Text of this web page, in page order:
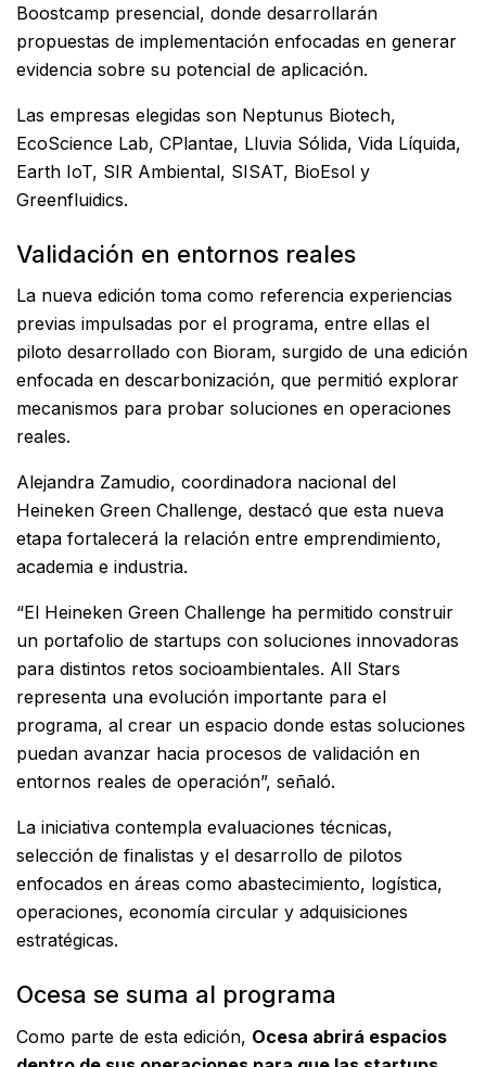
Boostcamp presencial, donde desarrollarán
propuestas de implementación enfocadas en generar
evidencia sobre su potencial de aplicación.
Las empresas elegidas son Neptunus Biotech,
EcoScience Lab, CPlantae, Lluvia Sólida, Vida Líquida,
Earth IoT, SIR Ambiental, SISAT, BioEsol y
Greenfluidics.
Validación en entornos reales
La nueva edición toma como referencia experiencias
previas impulsadas por el programa, entre ellas el
piloto desarrollado con Bioram, surgido de una edición
enfocada en descarbonización, que permitió explorar
mecanismos para probar soluciones en operaciones
reales.
Alejandra Zamudio, coordinadora nacional del
Heineken Green Challenge, destacó que esta nueva
etapa fortalecerá la relación entre emprendimiento,
academia e industria.
“El Heineken Green Challenge ha permitido construir
un portafolio de startups con soluciones innovadoras
para distintos retos socioambientales. All Stars
representa una evolución importante para el
programa, al crear un espacio donde estas soluciones
puedan avanzar hacia procesos de validación en
entornos reales de operación”, señaló.
La iniciativa contempla evaluaciones técnicas,
selección de finalistas y el desarrollo de pilotos
enfocados en áreas como abastecimiento, logística,
operaciones, economía circular y adquisiciones
estratégicas.
Ocesa se suma al programa
Como parte de esta edición, Ocesa abrirá espacios